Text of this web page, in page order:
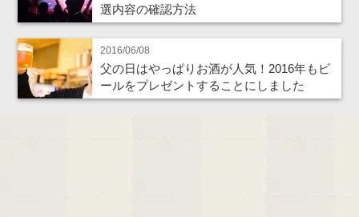
選内容の確認方法
2016/06/08
父の日はやっぱりお酒が人気！2016年もビ
ールをプレゼントすることにしました